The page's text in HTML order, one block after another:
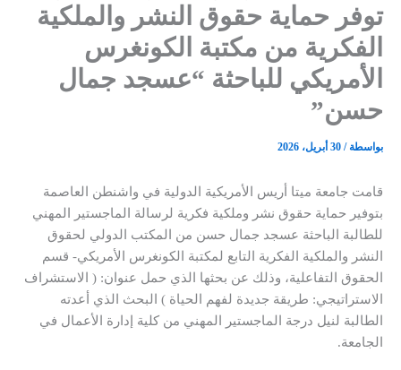
توفر حماية حقوق النشر والملكية
الفكرية من مكتبة الكونغرس
الأمريكي للباحثة “عسجد جمال
حسن”
بواسطة / 30 أبريل، 2026
قامت جامعة ميتا أريس الأمريكية الدولية في واشنطن العاصمة
بتوفير حماية حقوق نشر وملكية فكرية لرسالة الماجستير المهني
للطالبة الباحثة عسجد جمال حسن من المكتب الدولي لحقوق
النشر والملكية الفكرية التابع لمكتبة الكونغرس الأمريكي- قسم
الحقوق التفاعلية، وذلك عن بحثها الذي حمل عنوان: ( الاستشراف
الاستراتيجي: طريقة جديدة لفهم الحياة ) البحث الذي أعدته
الطالبة لنيل درجة الماجستير المهني من كلية إدارة الأعمال في
الجامعة.